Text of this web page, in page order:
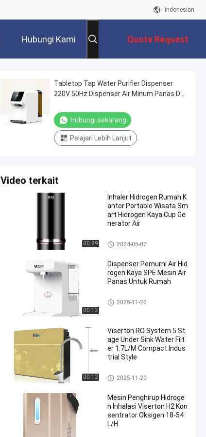
Indonesian
Hubungi Kami Quote Request
Tabletop Tap Water Purifier Dispenser
220V 50Hz Dispenser Air Minum Panas Dan
Hubungi sekarang
Pelajari Lebih Lanjut
Video terkait
00:29
Inhaler Hidrogen Rumah K
antor Portable Wisata Sm
art Hidrogen Kaya Cup Ge
nerator Air
Mesin Penghirup Hidrogen
2024-05-07
00:12
Dispenser Pemurni Air Hid
rogen Kaya SPE Mesin Air
Panas Untuk Rumah
Dispenser Penjernih Air
2025-11-20
00:12
Viserton RO System 5 St
age Under Sink Water Filt
er 1.7L/M Compact Indus
trial Style
Dispenser Penjernih Air
2025-11-20
Mesin Penghirup Hidroge
n Inhalasi Viserton H2 Kon
sentrator Oksigen 18-54
L/H